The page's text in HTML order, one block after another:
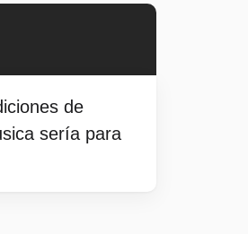
de
sería para